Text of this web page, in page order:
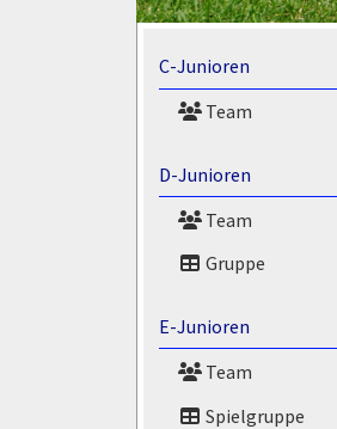
C-Junioren
Team
D-Junioren
Team
Gruppe
E-Junioren
Team
Spielgruppe